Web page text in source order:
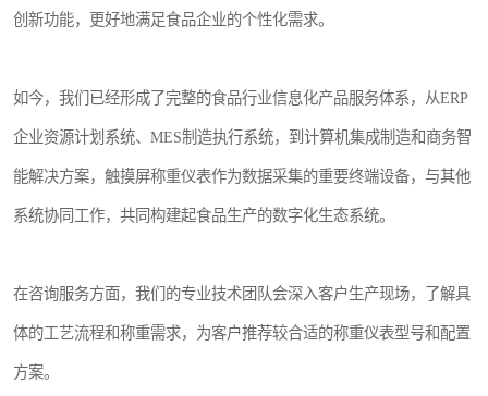
创新功能，更好地满足食品企业的个性化需求。
如今，我们已经形成了完整的食品行业信息化产品服务体系，从ERP
企业资源计划系统、MES制造执行系统，到计算机集成制造和商务智
能解决方案，触摸屏称重仪表作为数据采集的重要终端设备，与其他
系统协同工作，共同构建起食品生产的数字化生态系统。
在咨询服务方面，我们的专业技术团队会深入客户生产现场，了解具
体的工艺流程和称重需求，为客户推荐较合适的称重仪表型号和配置
方案。